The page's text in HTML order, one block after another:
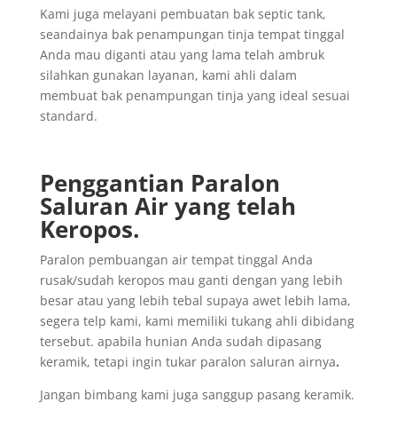
Kami juga melayani pembuatan bak septic tank,
seandainya bak penampungan tinja tempat tinggal
Anda mau diganti atau yang lama telah ambruk
silahkan gunakan layanan, kami ahli dalam
membuat bak penampungan tinja yang ideal sesuai
standard.
Penggantian Paralon
Saluran Air yangtelah
Keropos.
Paralon pembuangan air tempat tinggal Anda
rusak/sudah keropos mau ganti dengan yang lebih
besar atau yang lebih tebal supaya awet lebih lama,
segera telp kami, kami memiliki tukang ahli dibidang
tersebut. apabila hunian Anda sudah dipasang
keramik, tetapi ingin tukar paralon saluran airnya.
Jangan bimbang kami juga sanggup pasang keramik.